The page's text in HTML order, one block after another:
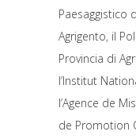
Paesaggistico
Agrigento, il
Provincia di
l’Institut
l’Agence de
de Promotion